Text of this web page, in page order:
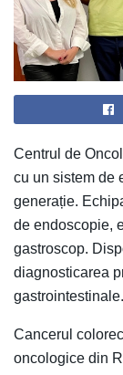
Centrul de
cu un sistem de
generație.
de endoscopie,
gastroscop.
diagnosticarea
gastrointestinale.
Cancerul
oncologice din